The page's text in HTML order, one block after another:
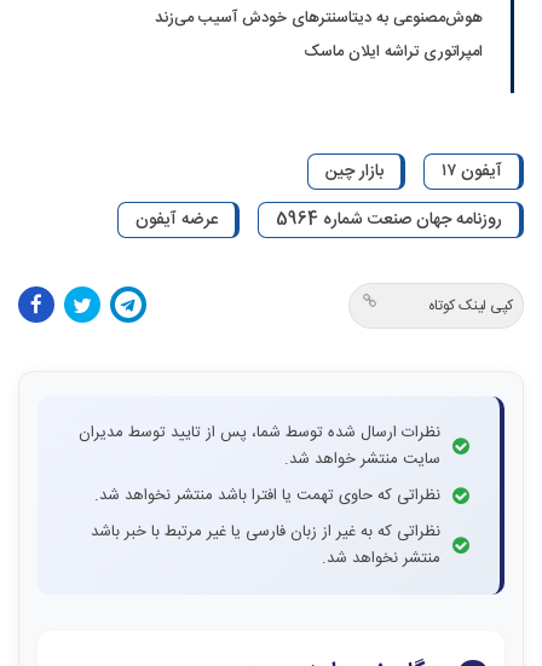
هوش‌مصنوعی به دیتاسنترهای خودش آسیب می‌زند
امپراتوری تراشه ایلان ماسک
آیفون ۱۷
بازار چین
روزنامه جهان صنعت شماره 5964
عرضه آیفون
کپی لینک کوتاه
نظرات ارسال شده توسط شما، پس از تایید توسط مدیران
سایت منتشر خواهد شد.
نظراتی که حاوی تهمت یا افترا باشد منتشر نخواهد شد.
نظراتی که به غیر از زبان فارسی یا غیر مرتبط با خبر باشد
منتشر نخواهد شد.